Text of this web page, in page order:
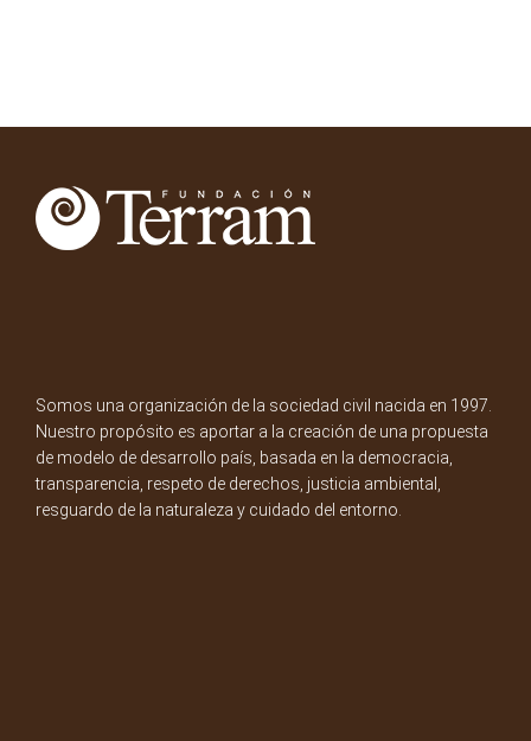
Somos una organización de la sociedad civil nacida en 1997.
Nuestro propósito es aportar a la creación de una propuesta
de modelo de desarrollo país, basada en la democracia,
transparencia, respeto de derechos, justicia ambiental,
resguardo de la naturaleza y cuidado del entorno.